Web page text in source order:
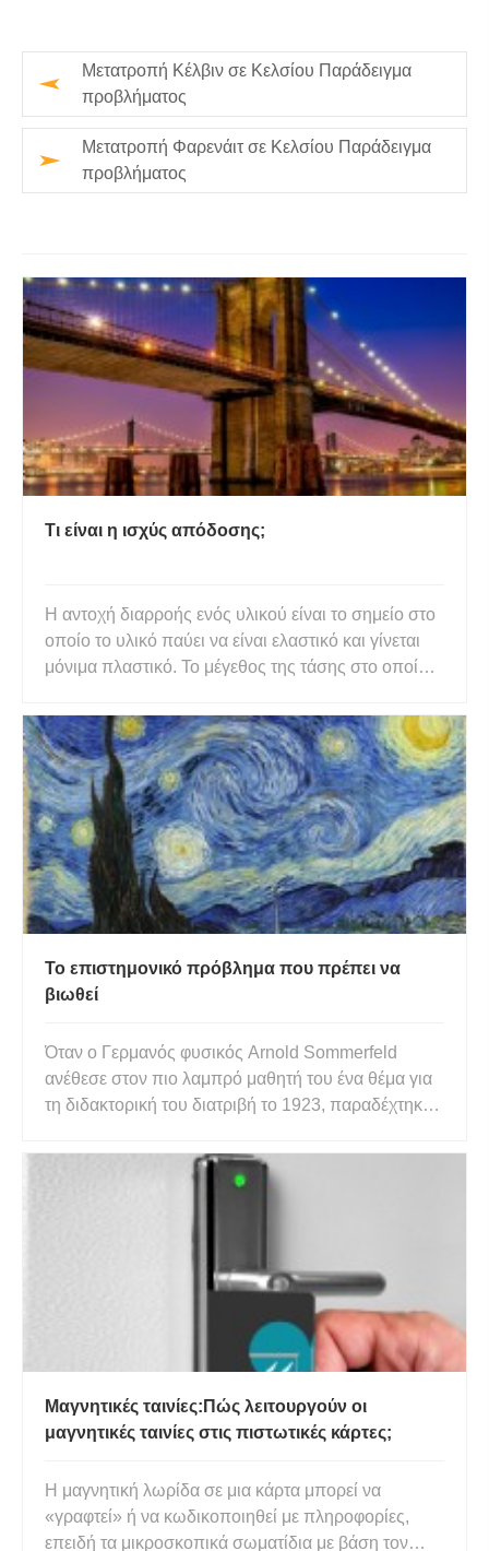
Μετατροπή Κέλβιν σε Κελσίου Παράδειγμα
προβλήματος
Μετατροπή Φαρενάιτ σε Κελσίου Παράδειγμα
προβλήματος
Τι είναι η ισχύς απόδοσης;
Η αντοχή διαρροής ενός υλικού είναι το σημείο στο
οποίο το υλικό παύει να είναι ελαστικό και γίνεται
μόνιμα πλαστικό. Το μέγεθος της τάσης στο οποίο
διαρροής ή αντοχή του υλικού. Το αν ένα υλικό είναι
εύκαμπτο ή επίμονο μπορεί να διακριθεί από κάτι
πο
Το επιστημονικό πρόβλημα που πρέπει να
βιωθεί
Όταν ο Γερμανός φυσικός Arnold Sommerfeld
ανέθεσε στον πιο λαμπρό μαθητή του ένα θέμα για
τη διδακτορική του διατριβή το 1923, παραδέχτηκε
δυσκολίας σε κανέναν από τους άλλους μαθητές
μου». Μεταξύ αυτών των άλλων περιλαμβάνονταν
Μαγνητικές ταινίες:Πώς λειτουργούν οι
μαγνητικές ταινίες στις πιστωτικές κάρτες;
Η μαγνητική λωρίδα σε μια κάρτα μπορεί να
«γραφτεί» ή να κωδικοποιηθεί με πληροφορίες,
επειδή τα μικροσκοπικά σωματίδια με βάση τον